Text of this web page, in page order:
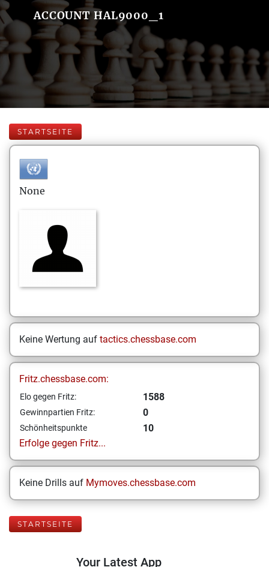
ACCOUNT HAL9000_1
STARTSEITE
None
Keine Wertung auf tactics.chessbase.com
Fritz.chessbase.com:
Elo gegen Fritz: 1588
Gewinnpartien Fritz: 0
Schönheitspunkte
10
Erfolge gegen Fritz...
Keine Drills auf Mymoves.chessbase.com
STARTSEITE
Your Latest App